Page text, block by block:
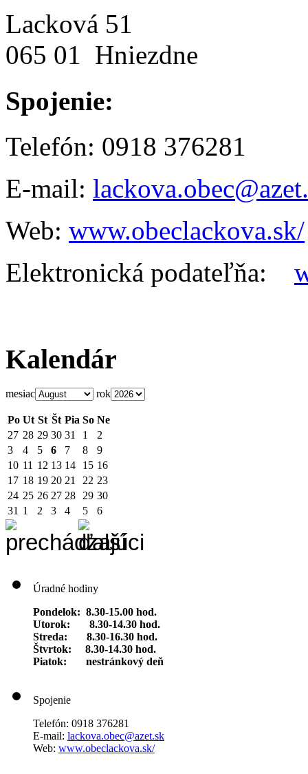
Lacková 51
065 01 Hniezdne
Spojenie:
Telefón: 0918 376281
E-mail:
Web: www.obeclackova.sk/
Elektronická podateľňa:
Kalendár
mesiac rok
Po Ut St Št Pia So Ne
27 28 29 30 31 1
2
3
4 5 6 7 8
9
10 11 12 13 14 15 16
17 18 19 20 21 22 23
24 25 26 27 28 29 30
31 1 2 3 4 5 6
Úradné hodiny
Pondelok: 8.30-15.00 hod.
Utorok: 8.30-14.30 hod.
Streda: 8.30-16.30 hod.
Štvrtok: 8.30-14.30 hod.
Piatok: nestránkový deň
Spojenie
Telefón: 0918 376281
E-mail: lackova.obec@azet.sk
Web: www.obeclackova.sk/